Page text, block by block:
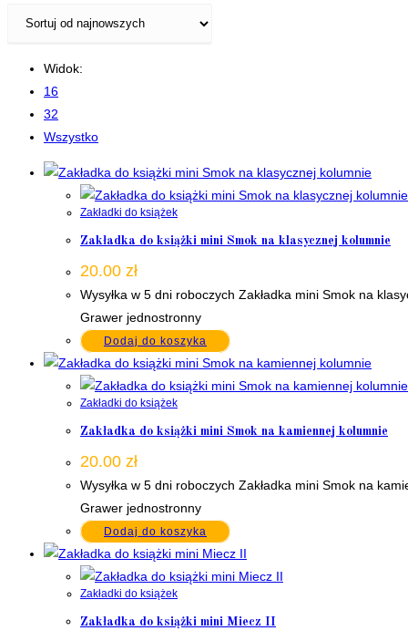
Widok:
16
32
Wszystko
Zakładki do książek
Zakładka do książki mini Smok na klasycznej kolumnie
20.00 zł
Wysyłka w 5 dni roboczych Zakładka mini Smok na
Grawer jednostronny
Dodaj do koszyka
Zakładki do książek
Zakładka do książki mini Smok na kamiennej kolumnie
20.00 zł
Wysyłka w 5 dni roboczych Zakładka mini Smok na
Grawer jednostronny
Dodaj do koszyka
Zakładki do książek
Zakładka do książki mini Miecz II